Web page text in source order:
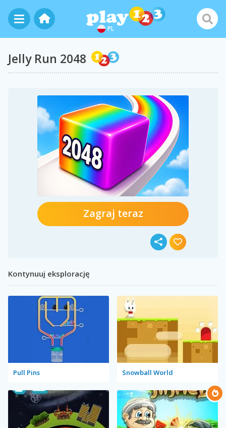
PL
Jelly Run 2048
Zagraj teraz
Kontynuuj eksplorację
Pull Pins Snowball World